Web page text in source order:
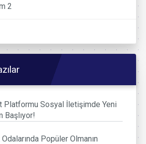
2
Platformu Sosyal İletişimde Yeni
Başlıyor!
Popüler Olmanın